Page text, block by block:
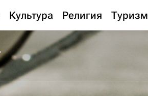
Культура Религия Туризм